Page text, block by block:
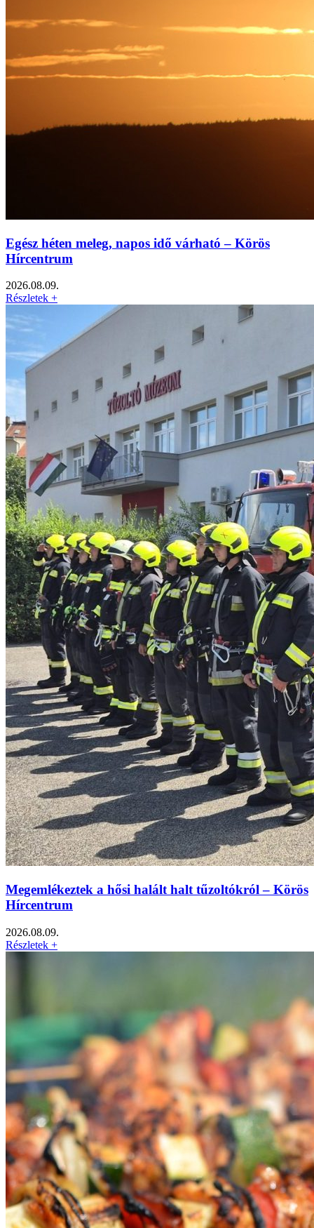
Egész héten meleg, napos idő várható – Körös
Hírcentrum
2026.08.09.
Részletek +
Megemlékeztek a hősi halált halt tűzoltókról – Körös
Hírcentrum
2026.08.09.
Részletek +